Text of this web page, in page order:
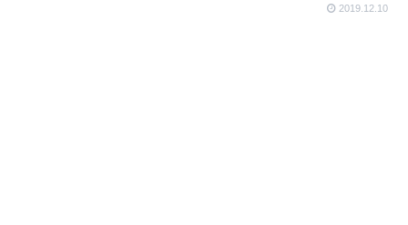
2019.12.10